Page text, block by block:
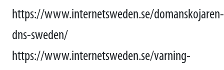
https://www.internetsweden.se/domanskojaren-
dns-sweden/
https://www.internetsweden.se/varning-